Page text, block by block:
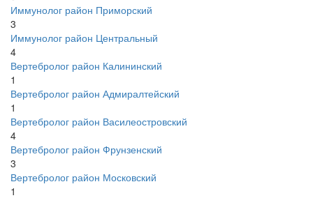
Иммунолог район Приморский
3
Иммунолог район Центральный
4
Вертебролог район Калининский
1
Вертебролог район Адмиралтейский
1
Вертебролог район Василеостровский
4
Вертебролог район Фрунзенский
3
Вертебролог район Московский
1